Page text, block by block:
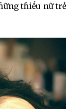
tɦiḗu nữ trẻ